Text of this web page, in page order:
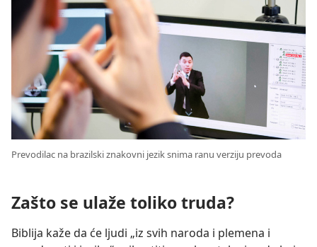
Prevodilac na brazilski znakovni jezik snima ranu verziju prevoda
Zašto se ulaže toliko truda?
Biblija kaže da će ljudi „iz svih naroda i plemena i